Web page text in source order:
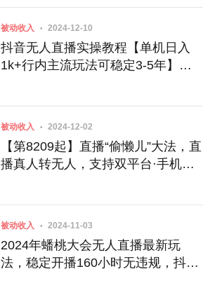
被动收入 2024-12-10
抖音无人直播实操教程【单机日入
1k+行内主流玩法可稳定3-5年】小
被动收入 2024-12-02
【第8209起】直播“偷懒儿”大法，直
播真人转无人，支持双平台·手机或
被动收入 2024-11-03
2024年蟠桃大会无人直播最新玩
法，稳定开播160小时无违规，抖